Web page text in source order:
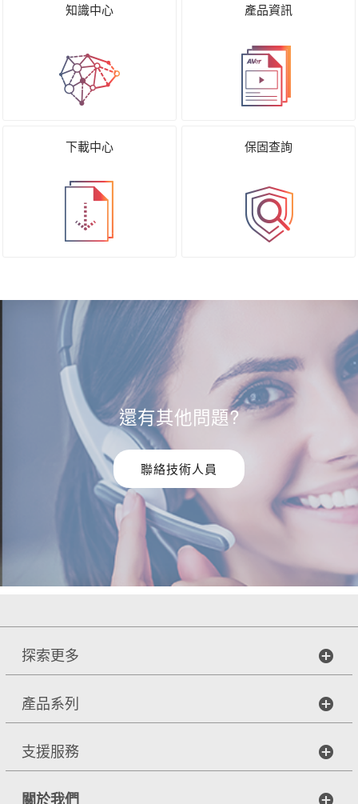
知識中心 產品資訊
下載中心 保固查詢
還有其他問題?
聯絡技術人員
探索更多
產品系列
支援服務
關於我們